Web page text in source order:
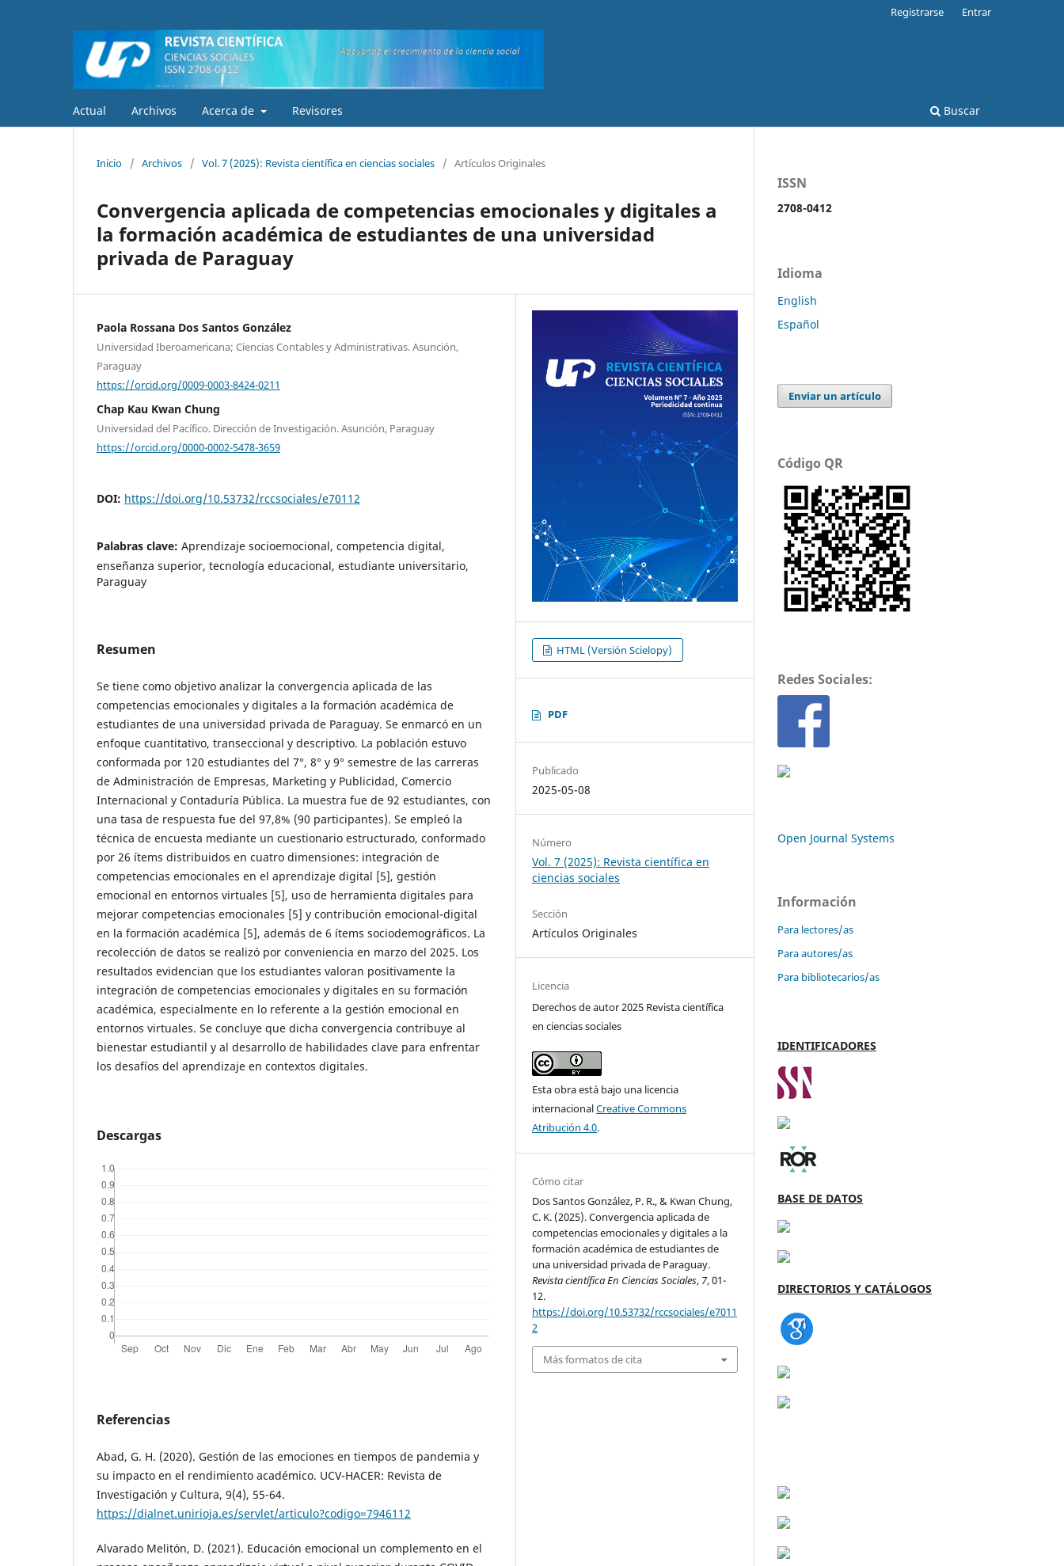
Actual Archivos Acerca de Revisores Buscar
Registrarse Entrar
Inicio / Archivos / Vol. 7 (2025): Revista científica en ciencias sociales / Artículos Originales
Convergencia aplicada de competencias emocionales y digitales a
la formación académica de estudiantes de una universidad
privada de Paraguay
Paola Rossana Dos Santos González
Universidad Iberoamericana; Ciencias Contables y Administrativas. Asunción,
Paraguay
https://orcid.org/0009-0003-8424-0211
Chap Kau Kwan Chung
Universidad del Pacífico. Dirección de Investigación. Asunción, Paraguay
https://orcid.org/0000-0002-5478-3659
DOI: https://doi.org/10.53732/rccsociales/e70112
Palabras clave: Aprendizaje socioemocional, competencia digital,
enseñanza superior, tecnología educacional, estudiante universitario,
Paraguay
Resumen
Se tiene como objetivo analizar la convergencia aplicada de las
competencias emocionales y digitales a la formación académica de
estudiantes de una universidad privada de Paraguay. Se enmarcó en un
enfoque cuantitativo, transeccional y descriptivo. La población estuvo
conformada por 120 estudiantes del 7°, 8° y 9° semestre de las carreras
de Administración de Empresas, Marketing y Publicidad, Comercio
Internacional y Contaduría Pública. La muestra fue de 92 estudiantes, con
una tasa de respuesta fue del 97,8% (90 participantes). Se empleó la
técnica de encuesta mediante un cuestionario estructurado, conformado
por 26 ítems distribuidos en cuatro dimensiones: integración de
competencias emocionales en el aprendizaje digital [5], gestión
emocional en entornos virtuales [5], uso de herramienta digitales para
mejorar competencias emocionales [5] y contribución emocional-digital
en la formación académica [5], además de 6 ítems sociodemográficos. La
recolección de datos se realizó por conveniencia en marzo del 2025. Los
resultados evidencian que los estudiantes valoran positivamente la
integración de competencias emocionales y digitales en su formación
académica, especialmente en lo referente a la gestión emocional en
entornos virtuales. Se concluye que dicha convergencia contribuye al
bienestar estudiantil y al desarrollo de habilidades clave para enfrentar
los desafíos del aprendizaje en contextos digitales.
Descargas
Referencias
Abad, G. H. (2020). Gestión de las emociones en tiempos de pandemia y
su impacto en el rendimiento académico. UCV-HACER: Revista de
Investigación y Cultura, 9(4), 55-64.
https://dialnet.unirioja.es/servlet/articulo?codigo=7946112
Alvarado Melitón, D. (2021). Educación emocional un complemento en el
HTML (Versión Scielopy)
PDF
Publicado
2025-05-08
Número
Vol. 7 (2025): Revista científica en
ciencias sociales
Sección
Artículos Originales
Licencia
Derechos de autor 2025 Revista científica
en ciencias sociales
Esta obra está bajo una licencia
internacionalCreative Commons
Atribución 4.0.
Cómo citar
Dos Santos González, P. R., & Kwan Chung,
C. K. (2025). Convergencia aplicada de
competencias emocionales y digitales a la
formación académica de estudiantes de
una universidad privada de Paraguay.
Revista científica En Ciencias Sociales, 7, 01-
12.
https://doi.org/10.53732/rccsociales/e7011
2
Más formatos de cita
ISSN
2708-0412
Idioma
English
Español
Enviar un artículo
Código QR
Redes Sociales:
Open Journal Systems
Información
Para lectores/as
Para autores/as
Para bibliotecarios/as
IDENTIFICADORES
BASE DE DATOS
DIRECTORIOS Y CATÁLOGOS